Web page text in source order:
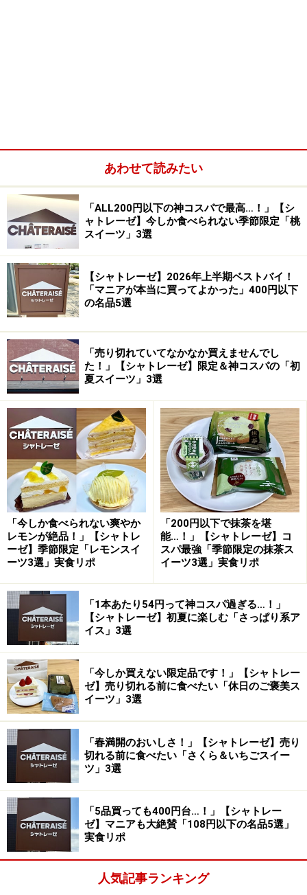
ング。どこから食べるか迷うほど、バラエティー豊かな
一品です。
つるんとしたプリンとふんわりスポンジは珍しい組み合わ
せ。甘さたっぷり！
食べてみると、たまごのコクを感じる焼きプリンに、3
種類のクリームが加わって、甘さたっぷり。チョコクリ
ームのくまちゃんの中には、マシュマロが2つ隠れてい
ました！
トになっています。甘党派や子どもにぴったりのプリン
アラモードです。
2. 「ベリーのフロマージュタルト」432円
「ベリーのフロマージュタルト」 432円（税込）
続いて紹介する数量限定商品は、クリームがたっぷりの
った「ベリーのフロマージュタルト」432円（税込）。
ベイクドチーズタルトの上にレアチーズクリーム、いち
ごクリーム、ラズベリー、ホワイトクッキークランチが
トッピングされています。
あわせて読みたい
「ALL200円以下の神コスパで最高…！」【シ
ャトレーゼ】今しか食べられない季節限定「桃
スイーツ」3選
【シャトレーゼ】2026年上半期ベストバイ！
「マニアが本当に買ってよかった」400円以下
の名品5選
「売り切れていてなかなか買えませんでし
た！」【シャトレーゼ】限定＆神コスパの「初
夏スイーツ」3選
「今しか食べられない爽やか
レモンが絶品！」【シャトレ
ーゼ】季節限定「レモンスイ
ーツ3選」実食リポ
「200円以下で抹茶を堪
能…！」【シャトレーゼ】コ
スパ最強「季節限定の抹茶ス
イーツ3選」実食リポ
「1本あたり54円って神コスパ過ぎる…！」
【シャトレーゼ】初夏に楽しむ「さっぱり系ア
イス」3選
「今しか買えない限定品です！」【シャトレー
ゼ】売り切れる前に食べたい「休日のご褒美ス
イーツ」3選
「春満開のおいしさ！」【シャトレーゼ】売り
切れる前に食べたい「さくら＆いちごスイー
ツ」3選
「5品買っても400円台…！」【シャトレー
ゼ】マニアも大絶賛「108円以下の名品5選」
実食リポ
人気記事ランキング